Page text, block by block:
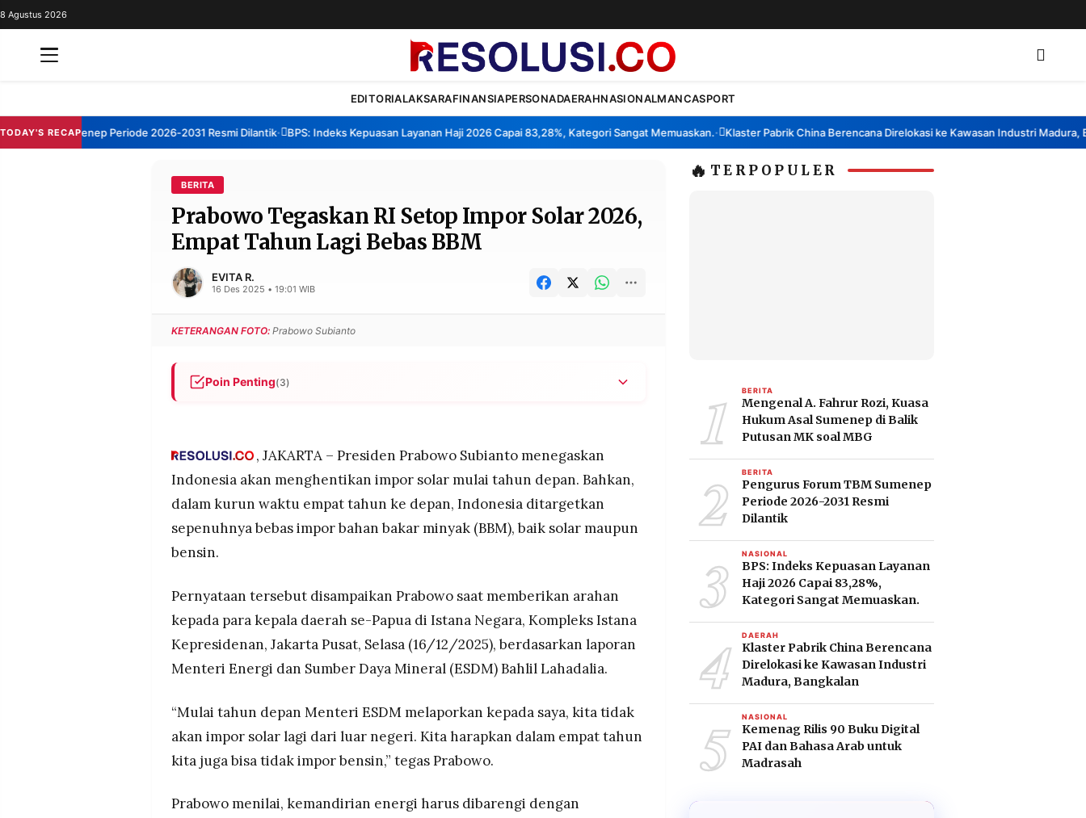
REDAKSI
8 Agustus 2026
EDITORIALAKSARAFINANSIAPERSONADAERAHNASIONALMANCASPORT
TODAY'S RECAP
TBM Sumenep Periode 2026-2031 Resmi Dilantik• BPS: Indeks Kepuasan Layanan Haji 2026 Capai 83,28%, Kategori Sangat Memuaskan.• Klaster Pabrik China Berencana Direlokasi ke Kawasan Industri Madura,
BERITA
Prabowo Tegaskan RI Setop Impor Solar 2026,
Empat Tahun Lagi Bebas BBM
EVITA R.
16 Des 2025 • 19:01 WIB
KETERANGAN FOTO: Prabowo Subianto
Poin Penting(3)
menambah kapasitas produksi sekitar 100 ribu barel per hari, sehingga
kebutuhan solar nasional dinilai sudah terpenuhi dan berpotensi surplus.
Pemerintah mendorong bahan bakar nabati dan energi terbarukan untuk
menghemat hingga Rp520 triliun per tahun, sementara impor bensin masih
, JAKARTA – Presiden Prabowo Subianto menegaskan
Indonesia akan menghentikan impor solar mulai tahun depan. Bahkan,
dalam kurun waktu empat tahun ke depan, Indonesia ditargetkan
sepenuhnya bebas impor bahan bakar minyak (BBM), baik solar maupun
bensin.
Pernyataan tersebut disampaikan Prabowo saat memberikan arahan
kepada para kepala daerah se-Papua di Istana Negara, Kompleks Istana
Kepresidenan, Jakarta Pusat, Selasa (16/12/2025), berdasarkan laporan
Menteri Energi dan Sumber Daya Mineral (ESDM) Bahlil Lahadalia.
“Mulai tahun depan Menteri ESDM melaporkan kepada saya, kita tidak
akan impor solar lagi dari luar negeri. Kita harapkan dalam empat tahun
kita juga bisa tidak impor bensin,” tegas Prabowo.
Prabowo menilai, kemandirian energi harus dibarengi dengan
🔥 TERPOPULER
1 BERITA
Mengenal A. Fahrur Rozi, Kuasa
Hukum Asal Sumenep di Balik
Putusan MK soal MBG
2 BERITA
Pengurus Forum TBM Sumenep
Periode 2026-2031 Resmi
Dilantik
3 NASIONAL
BPS: Indeks Kepuasan Layanan
Haji 2026 Capai 83,28%,
Kategori Sangat Memuaskan.
4 DAERAH
Klaster Pabrik China Berencana
Direlokasi ke Kawasan Industri
Madura, Bangkalan
5 NASIONAL
Kemenag Rilis 90 Buku Digital
PAI dan Bahasa Arab untuk
Madrasah